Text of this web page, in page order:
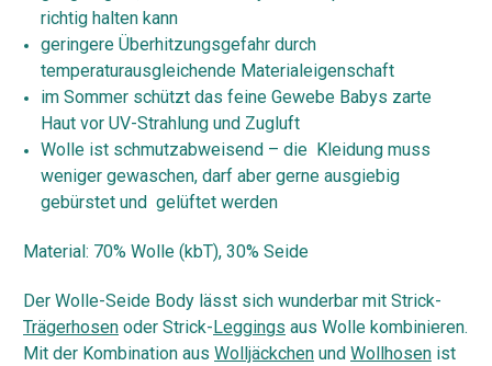
richtig halten kann
geringere Überhitzungsgefahr durch
temperaturausgleichende Materialeigenschaft
im Sommer schützt das feine Gewebe Babys zarte
Haut vor UV-Strahlung und Zugluft
Wolle ist schmutzabweisend – die Kleidung muss
weniger gewaschen, darf aber gerne ausgiebig
gebürstet und gelüftet werden
Material: 70% Wolle (kbT), 30% Seide
Der Wolle-Seide Body lässt sich wunderbar mit Strick-
Trägerhosen oder Strick-Leggings aus Wolle kombinieren.
Mit der Kombination aus Wolljäckchen und Wollhosen ist